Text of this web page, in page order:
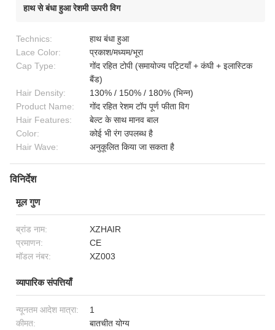
हाथ से बंधा हुआ रेशमी ऊपरी विग
Technics:
हाथ बंधा हुआ
Lace Color:
प्रकाश/मध्यम/भूरा
Cap Type:
गोंद रहित टोपी (समायोज्य पट्टियाँ + कंघी + इलास्टिक
बैंड)
Hair Density:
130% / 150% / 180% (भिन्न)
Product Name:
गोंद रहित रेशम टॉप पूर्ण फीता विग
Hair Features:
बेल्ट के साथ मानव बाल
Color:
कोई भी रंग उपलब्ध है
Hair Wave:
अनुकूलित किया जा सकता है
विनिर्देश
मूल गुण
ब्रांड नाम:
XZHAIR
प्रमाणन:
CE
मॉडल नंबर:
XZ003
व्यापारिक संपत्तियाँ
न्यूनतम आदेश मात्रा:
1
कीमत:
बातचीत योग्य